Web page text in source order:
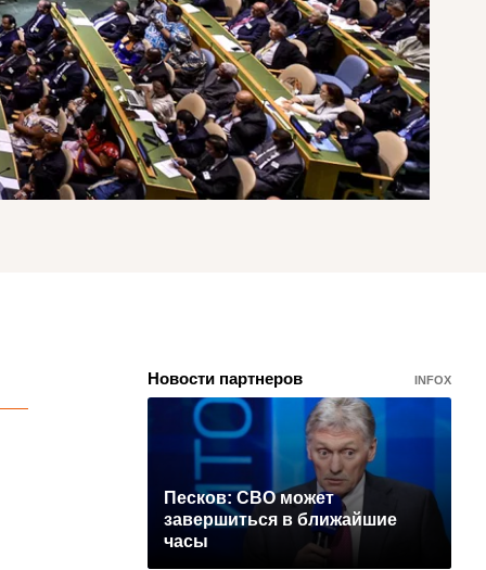
Новости партнеров INFOX
Песков: СВО может
завершиться в ближайшие
часы